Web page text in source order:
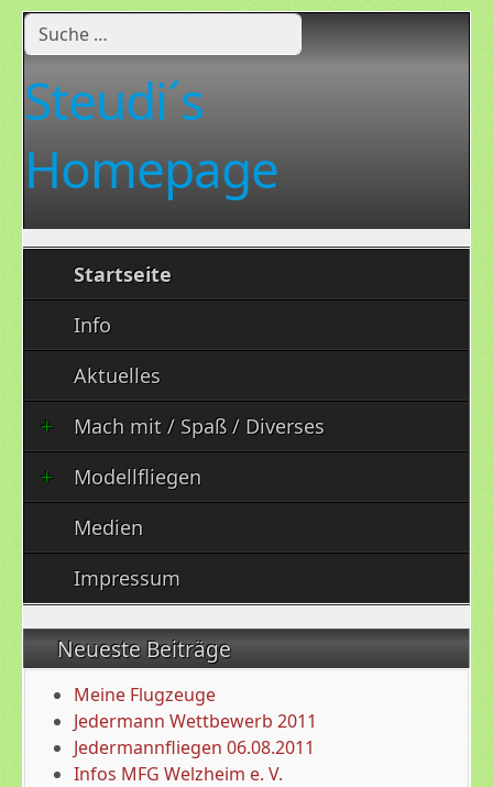
Suchen
Steudi´s
Homepage
Startseite
Info
Aktuelles
Mach mit / Spaß / Diverses
Modellfliegen
Medien
Impressum
Neueste Beiträge
Meine Flugzeuge
Jedermann Wettbewerb 2011
Jedermannfliegen 06.08.2011
Infos MFG Welzheim e. V.